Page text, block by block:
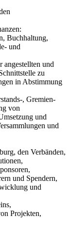
Buchhaltung,
und
angestellten und
zu
in Abstimmung
, Gremien-
von
und
und
den Verbänden,
und Spendern,
und
Projekten,